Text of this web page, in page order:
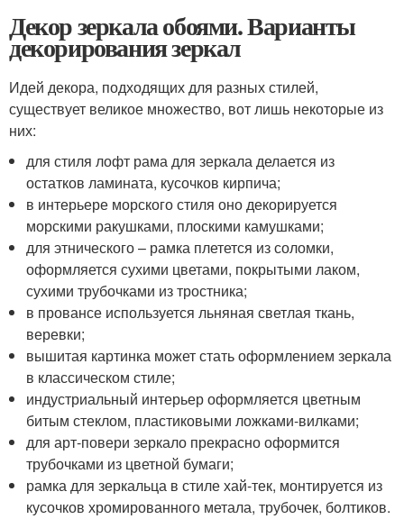
Декор зеркала обоями. Варианты
декорирования зеркал
Идей декора, подходящих для разных стилей,
существует великое множество, вот лишь некоторые из
них:
для стиля лофт рама для зеркала делается из
остатков ламината, кусочков кирпича;
в интерьере морского стиля оно декорируется
морскими ракушками, плоскими камушками;
для этнического – рамка плетется из соломки,
оформляется сухими цветами, покрытыми лаком,
сухими трубочками из тростника;
в провансе используется льняная светлая ткань,
веревки;
вышитая картинка может стать оформлением зеркала
в классическом стиле;
индустриальный интерьер оформляется цветным
битым стеклом, пластиковыми ложками-вилками;
для арт-повери зеркало прекрасно оформится
трубочками из цветной бумаги;
рамка для зеркальца в стиле хай-тек, монтируется из
кусочков хромированного метала, трубочек, болтиков.